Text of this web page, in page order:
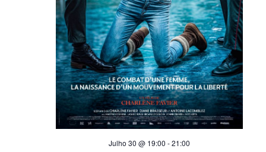
Julho 30 @ 19:00 -21:00